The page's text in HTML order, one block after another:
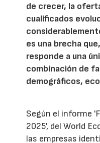
de crecer, la
cualificados
es una brecha
responde a una
combinación de
demográficos,
Según el informe
2025', del World
las empresas